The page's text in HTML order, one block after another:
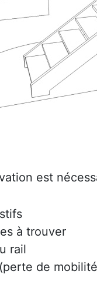
est
à trouver
rail
de